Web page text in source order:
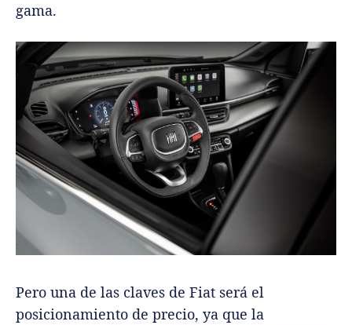
gama.
Pero una de las claves de Fiat será el
posicionamiento de precio, ya que la